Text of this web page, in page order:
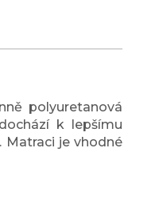
polyuretanová
k lepšímu
Matraci je vhodné